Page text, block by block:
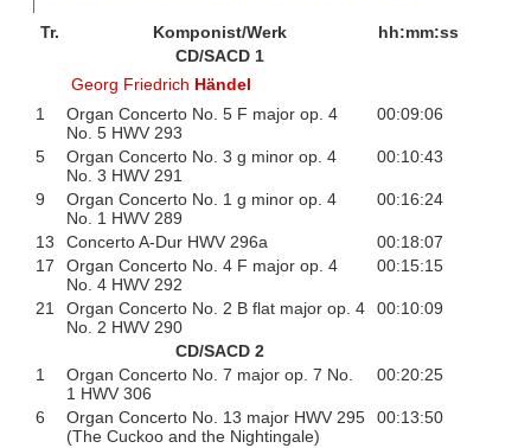
Tr. Komponist/Werk
hh:mm:ss
CD/SACD 1
Georg Friedrich Händel
1
Organ Concerto No. 5 F major op. 4
No. 5 HWV 293
00:09:06
5
Organ Concerto No. 3 g minor op. 4
No. 3 HWV 291
00:10:43
9
Organ Concerto No. 1 g minor op. 4
No. 1 HWV 289
00:16:24
13 Concerto A-Dur HWV 296a
00:18:07
17
Organ Concerto No. 4 F major op. 4
No. 4 HWV 292
00:15:15
21
Organ Concerto No. 2 B flat major op. 4
No. 2 HWV 290
00:10:09
CD/SACD 2
1
Organ Concerto No. 7 major op. 7 No.
1 HWV 306
00:20:25
6
Organ Concerto No. 13 major HWV 295
(The Cuckoo and the Nightingale)
00:13:50